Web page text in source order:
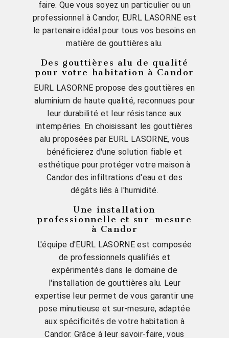
faire. Que vous soyez un particulier ou un
professionnel à Candor, EURL LASORNE est
le partenaire idéal pour tous vos besoins en
matière de gouttières alu.
Des gouttières alu de qualité
pour votre habitation à Candor
EURL LASORNE propose des gouttières en
aluminium de haute qualité, reconnues pour
leur durabilité et leur résistance aux
intempéries. En choisissant les gouttières
alu proposées par EURL LASORNE, vous
bénéficierez d'une solution fiable et
esthétique pour protéger votre maison à
Candor des infiltrations d'eau et des
dégâts liés à l'humidité.
Une installation
professionnelle et sur-mesure
à Candor
L'équipe d'EURL LASORNE est composée
de professionnels qualifiés et
expérimentés dans le domaine de
l'installation de gouttières alu. Leur
expertise leur permet de vous garantir une
pose minutieuse et sur-mesure, adaptée
aux spécificités de votre habitation à
Candor. Grâce à leur savoir-faire, vous